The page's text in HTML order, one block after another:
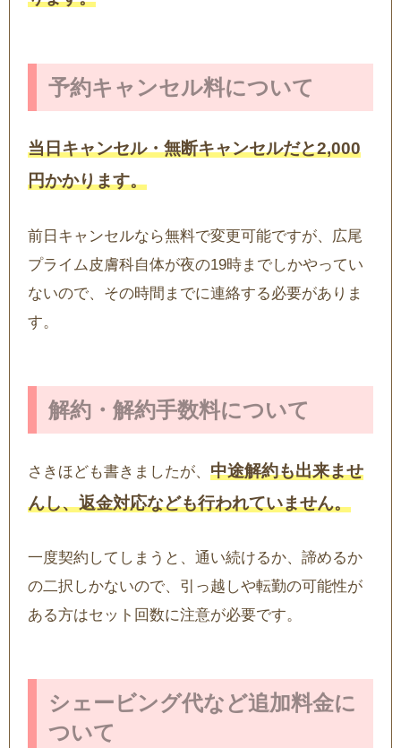
予約キャンセル料について
当日キャンセル・無断キャンセルだと2,000
円かかります。
前日キャンセルなら無料で変更可能ですが、広尾
プライム皮膚科自体が夜の19時までしかやってい
ないので、その時間までに連絡する必要がありま
す。
解約・解約手数料について
さきほども書きましたが、 中途解約も出来ませ
んし、返金対応なども行われていません。
一度契約してしまうと、通い続けるか、諦めるか
の二択しかないので、引っ越しや転勤の可能性が
ある方はセット回数に注意が必要です。
シェービング代など追加料金に
ついて